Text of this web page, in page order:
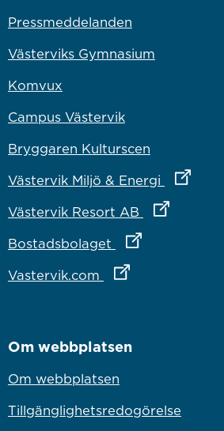
Pressmeddelanden
Västerviks Gymnasium
Komvux
Campus Västervik
Bryggaren Kulturscen
Västervik Miljö & Energi
Länk till
Västervik Resort AB Länk till
Bostadsbolaget Länk till annan
Vastervik.com Länk till annan
Om webbplatsen
Om webbplatsen
Tillgänglighetsredogörelse